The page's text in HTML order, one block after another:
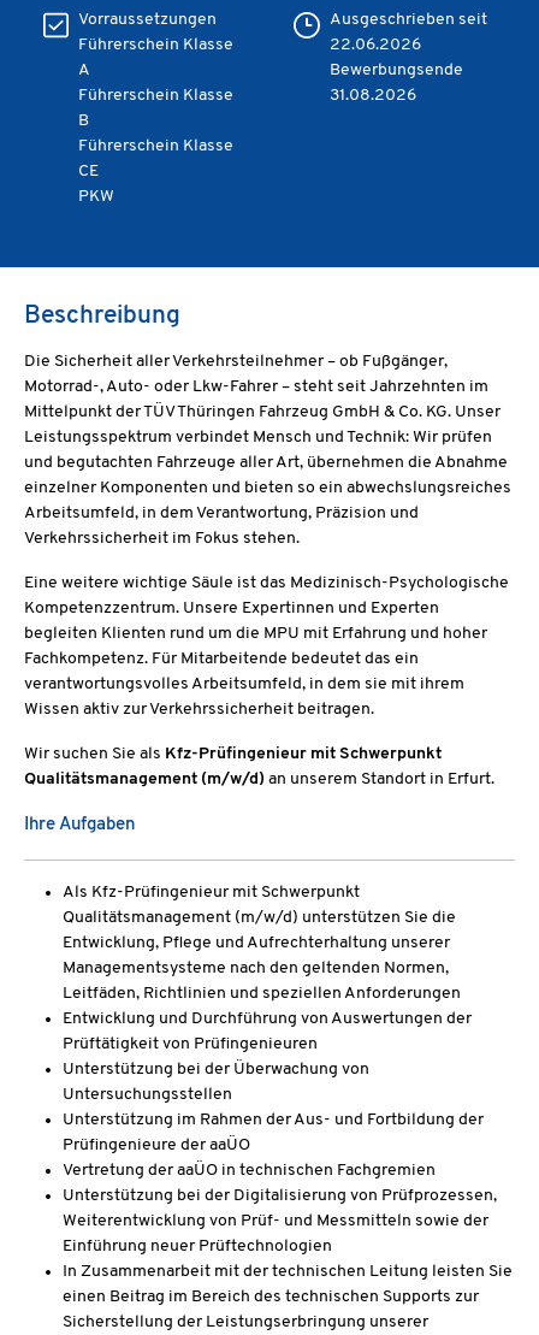
Vorraussetzungen
Führerschein Klasse
A
Führerschein Klasse
B
Führerschein Klasse
CE
PKW
Ausgeschrieben seit
22.06.2026
Bewerbungsende
31.08.2026
Beschreibung
Die Sicherheit aller Verkehrsteilnehmer – ob Fußgänger,
Motorrad-, Auto- oder Lkw-Fahrer – steht seit Jahrzehnten im
Mittelpunkt der TÜV Thüringen Fahrzeug GmbH & Co. KG. Unser
Leistungsspektrum verbindet Mensch und Technik: Wir prüfen
und begutachten Fahrzeuge aller Art, übernehmen die Abnahme
einzelner Komponenten und bieten so ein abwechslungsreiches
Arbeitsumfeld, in dem Verantwortung, Präzision und
Verkehrssicherheit im Fokus stehen.
Eine weitere wichtige Säule ist das Medizinisch-Psychologische
Kompetenzzentrum. Unsere Expertinnen und Experten
begleiten Klienten rund um die MPU mit Erfahrung und hoher
Fachkompetenz. Für Mitarbeitende bedeutet das ein
verantwortungsvolles Arbeitsumfeld, in dem sie mit ihrem
Wissen aktiv zur Verkehrssicherheit beitragen.
Wir suchen Sie als Kfz-Prüfingenieur mit Schwerpunkt
Qualitätsmanagement (m/w/d) an unserem Standort in Erfurt.
Ihre Aufgaben
Als Kfz-Prüfingenieur mit Schwerpunkt
Qualitätsmanagement (m/w/d) unterstützen Sie die
Entwicklung, Pflege und Aufrechterhaltung unserer
Managementsysteme nach den geltenden Normen,
Leitfäden, Richtlinien und speziellen Anforderungen
Entwicklung und Durchführung von Auswertungen der
Prüftätigkeit von Prüfingenieuren
Unterstützung bei der Überwachung von
Untersuchungsstellen
Unterstützung im Rahmen der Aus- und Fortbildung der
Prüfingenieure der aaÜO
Vertretung der aaÜO in technischen Fachgremien
Unterstützung bei der Digitalisierung von Prüfprozessen,
Weiterentwicklung von Prüf- und Messmitteln sowie der
Einführung neuer Prüftechnologien
In Zusammenarbeit mit der technischen Leitung leisten Sie
einen Beitrag im Bereich des technischen Supports zur
Sicherstellung der Leistungserbringung unserer